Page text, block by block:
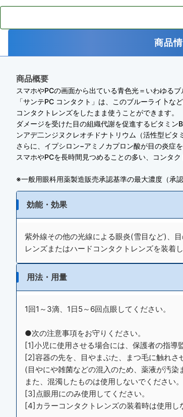
商品
商品概要
スマホやPCの画面から出ている青色光＝いわゆる
「サンテPC コンタクト」は、このブルーライ卜な
コンタクトレンズをしたまま使うことができます。
ダメージを受けた目の組織代謝を促進するビタミ
ンアデ二ンジヌクレオチドナトリウム（活性型ビタ
さらに、イプシロン−アミノカプロン酸が目の炎症を
スマホやPCを長時間見つめることの多い、コンタ
※一般用眼科用薬製造販売承認基準の最大濃度（承
効能・効果
紫外線その他の光線による眼炎(雪目など)、
レンズまたはハードコンタクトレンズを装着
用法・用量
1回1～3滴、1日5～6回点眼してください。
●次の注意事項をお守りください。
[1]小児に使用させる場合には、保護者の指導
[2]容器の先を、目やまぶた、まつ毛に触れさ
(目やにや雑菌などの混入のため、薬液が汚染
また、混濁したものは使用しないでください。
[3]点眼用にのみ使用してください。
[4]カラーコンタクトレンズの装着時は使用し